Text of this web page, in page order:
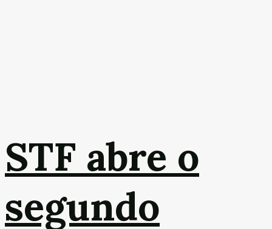
STF abre o
segundo